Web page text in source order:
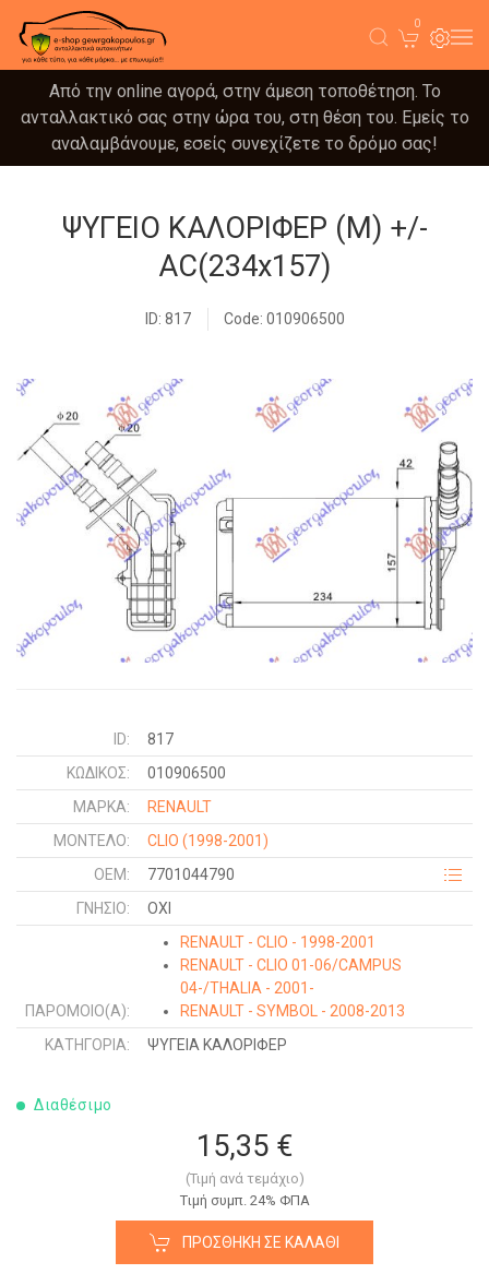
0
Από την online αγορά, στην άμεση τοποθέτηση. Το
ανταλλακτικό σας στην ώρα του, στη θέση του. Εμείς το
αναλαμβάνουμε, εσείς συνεχίζετε το δρόμο σας!
ΨΥΓΕΙΟ ΚΑΛΟΡΙΦΕΡ (M) +/-
ΑC(234x157)
ID: 817 Code: 010906500
ID:
817
ΚΩΔΙΚΌΣ:
010906500
ΜΑΡΚΑ:
RENAULT
ΜΟΝΤΕΛΟ:
CLIO (1998-2001)
OEM:
7701044790
ΓΝΉΣΙΟ:
ΟΧΙ
ΠΑΡΌΜΟΙΟ(Α):
RENAULT - CLIO - 1998-2001
RENAULT - CLIO 01-06/CAMPUS
04-/THALIA - 2001-
RENAULT - SYMBOL - 2008-2013
ΚΑΤΗΓΟΡΊΑ:
ΨΥΓΕΙΑ ΚΑΛΟΡΙΦΕΡ
Διαθέσιμο
15,35 €
(Τιμή ανά τεμάχιο)
Tιμή συμπ. 24% ΦΠΑ
ΠΡΟΣΘΉΚΗ ΣΕ ΚΑΛΆΘΙ